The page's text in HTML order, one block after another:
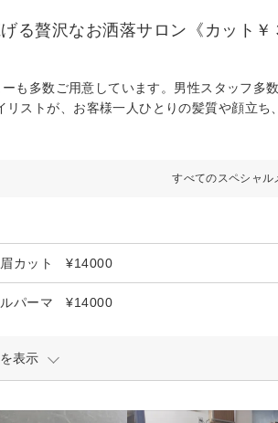
贅沢なお洒落サロン《カット￥
も多数ご用意しています。男性スタッフ多
ストが、お客様一人ひとりの髪質や顔立ち
すべてのスペシャル
眉カット ¥14000
ルパーマ ¥14000
表示